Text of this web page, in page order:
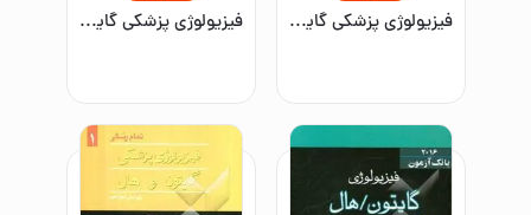
فیزیولوژی پزشکی گایتون و هال ۲۰۲۱ (جلد دوم) فیزیولوژی پزشکی گایتون - هال 2016